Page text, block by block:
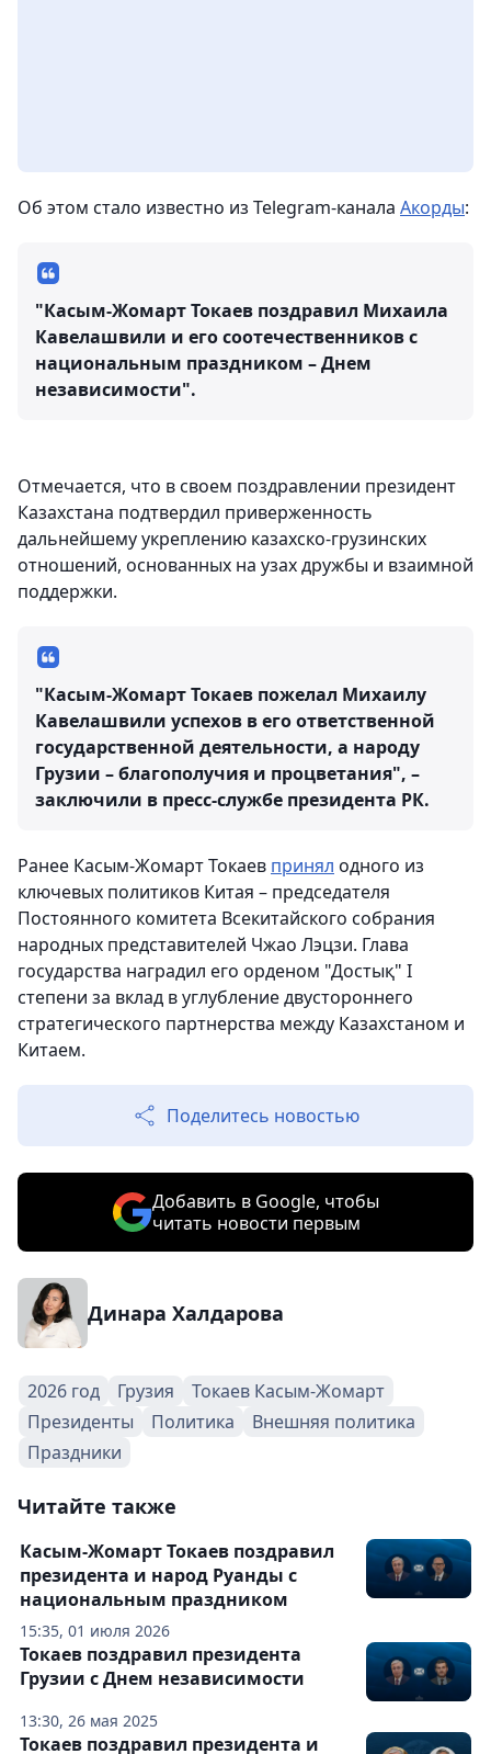
Об этом стало известно из Telegram-канала Акорды:
"Касым-Жомарт Токаев поздравил Михаила
Кавелашвили и его соотечественников с
национальным праздником – Днем
независимости".
Отмечается, что в своем поздравлении президент
Казахстана подтвердил приверженность
дальнейшему укреплению казахско-грузинских
отношений, основанных на узах дружбы и взаимной
поддержки.
"Касым-Жомарт Токаев пожелал Михаилу
Кавелашвили успехов в его ответственной
государственной деятельности, а народу
Грузии – благополучия и процветания", –
заключили в пресс-службе президента РК.
Ранее Касым-Жомарт Токаев принял одного из
ключевых политиков Китая – председателя
Постоянного комитета Всекитайского собрания
народных представителей Чжао Лэцзи. Глава
государства наградил его орденом "Достық" I
степени за вклад в углубление двустороннего
стратегического партнерства между Казахстаном и
Китаем.
Поделитесь новостью
Добавить в Google, чтобы
читать новости первым
Динара Халдарова
2026 год Грузия
Токаев Касым-Жомарт
Президенты
Политика
Внешняя политика
Праздники
Читайте также
15:35, 01 июля 2026
Касым-Жомарт Токаев поздравил
президента и народ Руанды с
национальным праздником
13:30, 26 мая 2025
Токаев поздравил президента
Грузии с Днем независимости
Токаев поздравил президента и